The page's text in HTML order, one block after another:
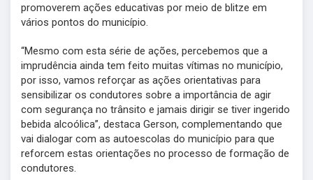
promoverem ações educativas por meio de blitze em
vários pontos do município.
“Mesmo com esta série de ações, percebemos que a
imprudência ainda tem feito muitas vítimas no município,
por isso, vamos reforçar as ações orientativas para
sensibilizar os condutores sobre a importância de agir
com segurança no trânsito e jamais dirigir se tiver ingerido
bebida alcoólica”, destaca Gerson, complementando que
vai dialogar com as autoescolas do município para que
reforcem estas orientações no processo de formação de
condutores.